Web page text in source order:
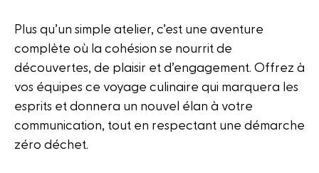
Plus qu’un simple atelier, c’est une aventure
complète où la cohésion se nourrit de
découvertes, de plaisir et d’engagement. Offrez à
vos équipes ce voyage culinaire qui marquera les
esprits et donnera un nouvel élan à votre
communication, tout en respectant une démarche
zéro déchet.